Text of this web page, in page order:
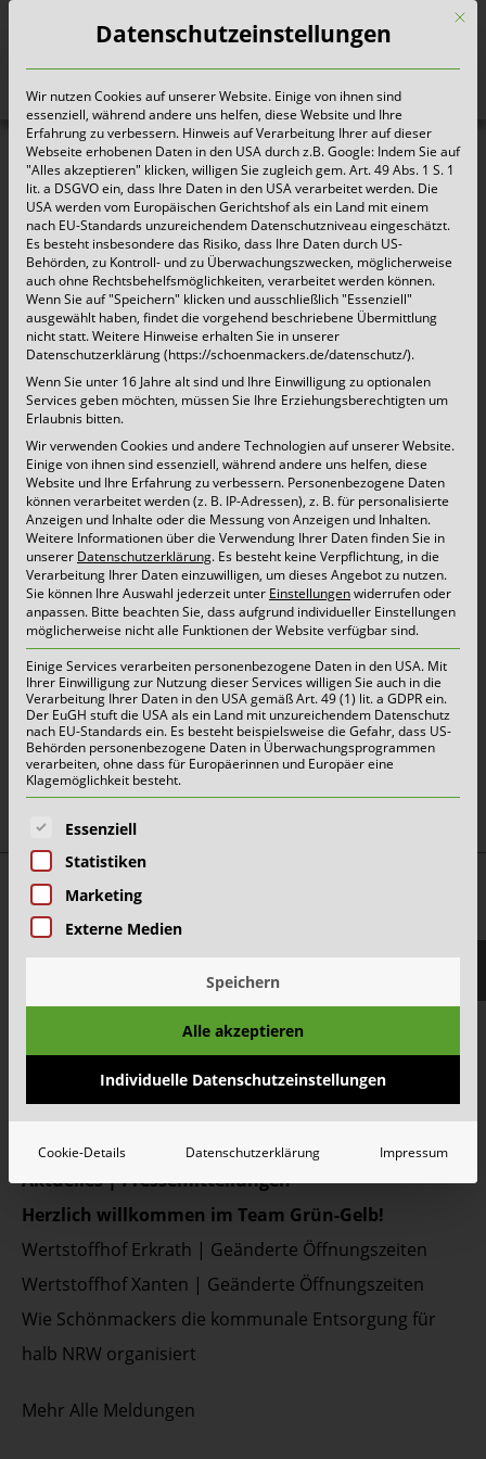
Heute für morgen sorgen
Bedburg | Elektro- und Sperrmüllanmeldungen
Guten Tag,
ab den 01.01.2024 kommt es zu einem
Entsorgerwechsel und dieses Jahr stehen leider
keine Termine mehr zur Verfügung.
Wir danken Ihnen für das entgegengebrachte
Vertrauen in den letzten Jahren.
Bitte melden Sie Ihren Sperrmüll und E-Schrott
für 2024ab dem 18.12.2024unter
www.drekopf.dean.
oben
Top Themen:
Abfallarten
Container & Behälter
Reklamation & Services
Aktuelles | Pressemitteilungen
Herzlich willkommen im Team Grün-Gelb!
Wertstoffhof Erkrath | Geänderte Öffnungszeiten
Wertstoffhof Xanten | Geänderte Öffnungszeiten
Wie Schönmackers die kommunale Entsorgung für
halb NRW organisiert
Mehr Alle Meldungen
Mit
Datenschutzeinstellungen
Wir nutzen Cookies auf unserer Website. Einige von ihnen sind
essenziell, während andere uns helfen, diese Website und Ihre
Erfahrung zu verbessern. Hinweis auf Verarbeitung Ihrer auf dieser
Webseite erhobenen Daten in den USA durch z.B. Google: Indem Sie auf
"Alles akzeptieren" klicken, willigen Sie zugleich gem. Art. 49 Abs. 1 S. 1
lit. a DSGVO ein, dass Ihre Daten in den USA verarbeitet werden. Die
USA werden vom Europäischen Gerichtshof als ein Land mit einem
nach EU-Standards unzureichendem Datenschutzniveau eingeschätzt.
Es besteht insbesondere das Risiko, dass Ihre Daten durch US-
Behörden, zu Kontroll- und zu Überwachungszwecken, möglicherweise
auch ohne Rechtsbehelfsmöglichkeiten, verarbeitet werden können.
Wenn Sie auf "Speichern" klicken und ausschließlich "Essenziell"
ausgewählt haben, findet die vorgehend beschriebene Übermittlung
nicht statt. Weitere Hinweise erhalten Sie in unserer
Datenschutzerklärung (https://schoenmackers.de/datenschutz/).
Wenn Sie unter 16 Jahre alt sind und Ihre Einwilligung zu optionalen
Services geben möchten, müssen Sie Ihre Erziehungsberechtigten um
Erlaubnis bitten.
Wir verwenden Cookies und andere Technologien auf unserer Website.
Einige von ihnen sind essenziell, während andere uns helfen, diese
Website und Ihre Erfahrung zu verbessern. Personenbezogene Daten
können verarbeitet werden (z. B. IP-Adressen), z. B. für personalisierte
Anzeigen und Inhalte oder die Messung von Anzeigen und Inhalten.
Weitere Informationen über die Verwendung Ihrer Daten finden Sie in
unserer Datenschutzerklärung. Es besteht keine Verpflichtung, in die
Verarbeitung Ihrer Daten einzuwilligen, um dieses Angebot zu nutzen.
Sie können Ihre Auswahl jederzeit unter Einstellungenwiderrufen oder
anpassen. Bitte beachten Sie, dass aufgrund individueller Einstellungen
möglicherweise nicht alle Funktionen der Website verfügbar sind.
Einige Services verarbeiten personenbezogene Daten in den USA. Mit
Ihrer Einwilligung zur Nutzung dieser Services willigen Sie auch in die
Verarbeitung Ihrer Daten in den USA gemäß Art. 49 (1) lit. a GDPR ein.
Der EuGH stuft die USA als ein Land mit unzureichendem Datenschutz
nach EU-Standards ein. Es besteht beispielsweise die Gefahr, dass US-
Behörden personenbezogene Daten in Überwachungsprogrammen
verarbeiten, ohne dass für Europäerinnen und Europäer eine
Klagemöglichkeit besteht.
Es folgt eine Liste der Service-Gruppen, für die eine
Essenziell
Statistiken
Marketing
Externe Medien
Speichern
Alle akzeptieren
Individuelle Datenschutzeinstellungen
Cookie-Details Datenschutzerklärung Impressum